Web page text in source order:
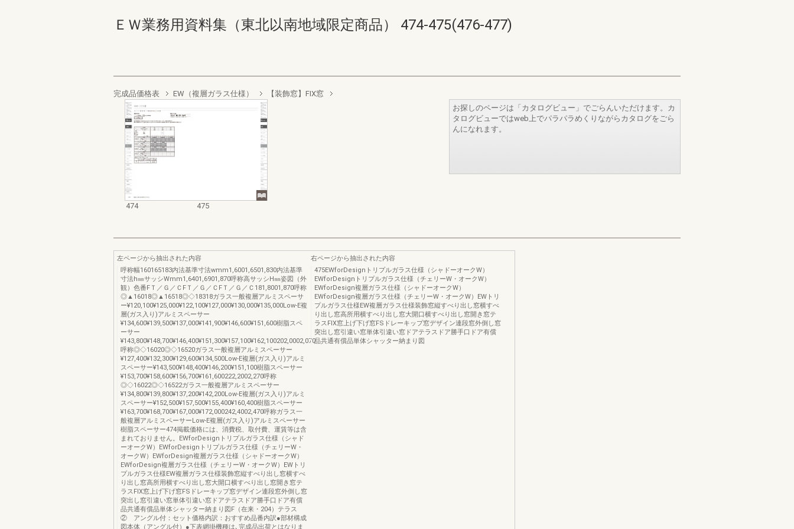
ＥＷ業務用資料集（東北以南地域限定商品） 474-475(476-477)
完成品価格表 EW（複層ガラス仕様） 【装飾窓】FIX窓
474 475
お探しのページは「カタログビュー」でごらんいただけます。カ
タログビューではweb上でパラパラめくりながらカタログをごら
んになれます。
左ページから抽出された内容
呼称幅160165183内法基準寸法wmm1,6001,6501,830内法基準
寸法h㎜サッシWmm1,6401,6901,870呼称高サッシH㎜姿図（外
観）色番FＴ／Ｇ／ＣFＴ／Ｇ／ＣFＴ／Ｇ／Ｃ181,8001,870呼称
◎▲16018◎▲16518◎◇18318ガラス一般複層アルミスペーサ
ー¥120,100¥125,000¥122,100¥127,000¥130,000¥135,000Low-E複
層(ガス入り)アルミスペーサー
¥134,600¥139,500¥137,000¥141,900¥146,600¥151,600樹脂スペ
ーサー
¥143,800¥148,700¥146,400¥151,300¥157,100¥162,100202,0002,070
呼称◎◇16020◎◇16520ガラス一般複層アルミスペーサー
¥127,400¥132,300¥129,600¥134,500Low-E複層(ガス入り)アルミ
スペーサー¥143,500¥148,400¥146,200¥151,100樹脂スペーサー
¥153,700¥158,600¥156,700¥161,600222,2002,270呼称
◎◇16022◎◇16522ガラス一般複層アルミスペーサー
¥134,800¥139,800¥137,200¥142,200Low-E複層(ガス入り)アルミ
スペーサー¥152,500¥157,500¥155,400¥160,400樹脂スペーサー
¥163,700¥168,700¥167,000¥172,000242,4002,470呼称ガラス一
般複層アルミスペーサーLow-E複層(ガス入り)アルミスペーサー
樹脂スペーサー474掲載価格には、消費税、取付費、運賃等は含
まれておりません。EWforDesignトリプルガラス仕様（シャド
ーオークW）EWforDesignトリプルガラス仕様（チェリーW・
オークW）EWforDesign複層ガラス仕様（シャドーオークW）
EWforDesign複層ガラス仕様（チェリーW・オークW）EWトリ
プルガラス仕様EW複層ガラス仕様装飾窓縦すべり出し窓横すべ
り出し窓高所用横すべり出し窓大開口横すべり出し窓開き窓テ
ラスFIX窓上げ下げ窓FSドレーキップ窓デザイン連段窓外倒し窓
突出し窓引違い窓単体引違い窓ドアテラスドア勝手口ドア有償
品共通有償品単体シャッター納まり図F（在来・204）テラス
② アングル付：セット価格内訳：おすすめ品番内訳●部材構成
図本体（アングル付）●下表網掛機種は､完成品出荷とはなりま
右ページから抽出された内容
475EWforDesignトリプルガラス仕様（シャドーオークW）
EWforDesignトリプルガラス仕様（チェリーW・オークW）
EWforDesign複層ガラス仕様（シャドーオークW）
EWforDesign複層ガラス仕様（チェリーW・オークW）EWトリ
プルガラス仕様EW複層ガラス仕様装飾窓縦すべり出し窓横すべ
り出し窓高所用横すべり出し窓大開口横すべり出し窓開き窓テ
ラスFIX窓上げ下げ窓FSドレーキップ窓デザイン連段窓外倒し窓
突出し窓引違い窓単体引違い窓ドアテラスドア勝手口ドア有償
品共通有償品単体シャッター納まり図